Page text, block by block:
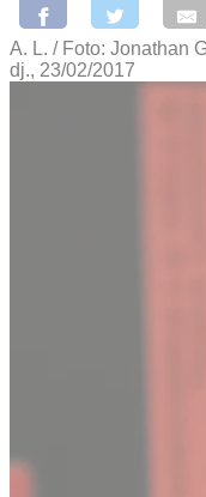
A. L. / Foto: Jonathan
dj., 23/02/2017